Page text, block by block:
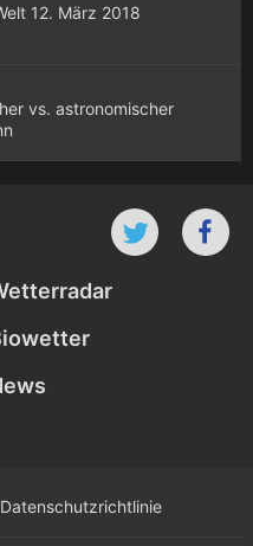
12. März 2018
vs. astronomischer
Datenschutz­richtlinie